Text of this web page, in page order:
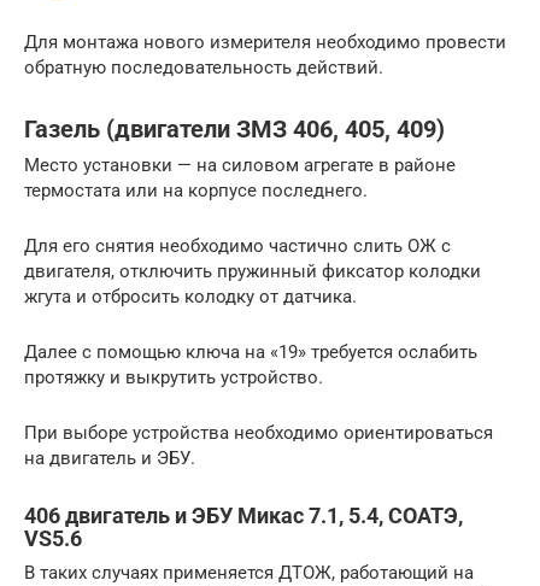
Для монтажа нового измерителя необходимо провести
обратную последовательность действий.
Газель (двигатели ЗМЗ 406, 405, 409)
Место установки — на силовом агрегате в районе
термостата или на корпусе последнего.
Для его снятия необходимо частично слить ОЖ с
двигателя, отключить пружинный фиксатор колодки
жгута и отбросить колодку от датчика.
Далее с помощью ключа на «19» требуется ослабить
протяжку и выкрутить устройство.
При выборе устройства необходимо ориентироваться
на двигатель и ЭБУ.
406 двигатель и ЭБУ Микас 7.1, 5.4, СОАТЭ,
VS5.6
В таких случаях применяется ДТОЖ, работающий на